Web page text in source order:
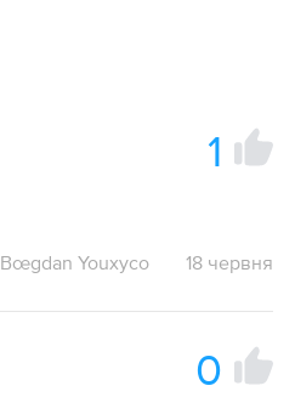
1
Bœgdan Youxyco 18 червня
0